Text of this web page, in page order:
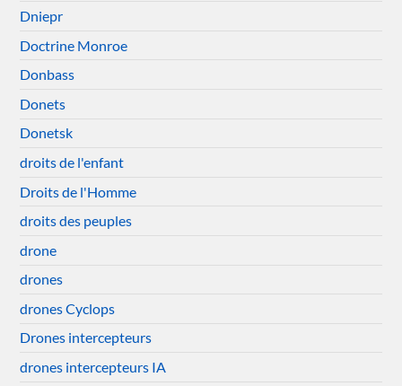
Dniepr
Doctrine Monroe
Donbass
Donets
Donetsk
droits de l'enfant
Droits de l'Homme
droits des peuples
drone
drones
drones Cyclops
Drones intercepteurs
drones intercepteurs IA